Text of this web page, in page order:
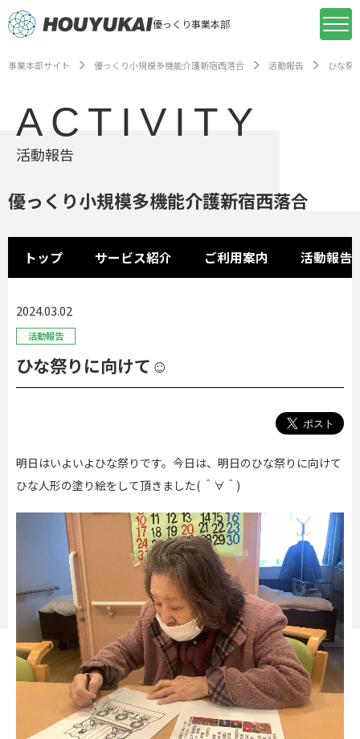
優っくり事業本部
事業本部サイト 優っくり小規模多機能介護新宿西落合 活動報告 ひな祭
ACTIVITY
活動報告
優っくり小規模多機能介護新宿西落合
トップ サービス紹介 ご利用案内 活動報告
2024.03.02
活動報告
ひな祭りに向けて☺️
明日はいよいよひな祭りです。今日は、明日のひな祭りに向けて
ひな人形の塗り絵をして頂きました( ＾∀＾)